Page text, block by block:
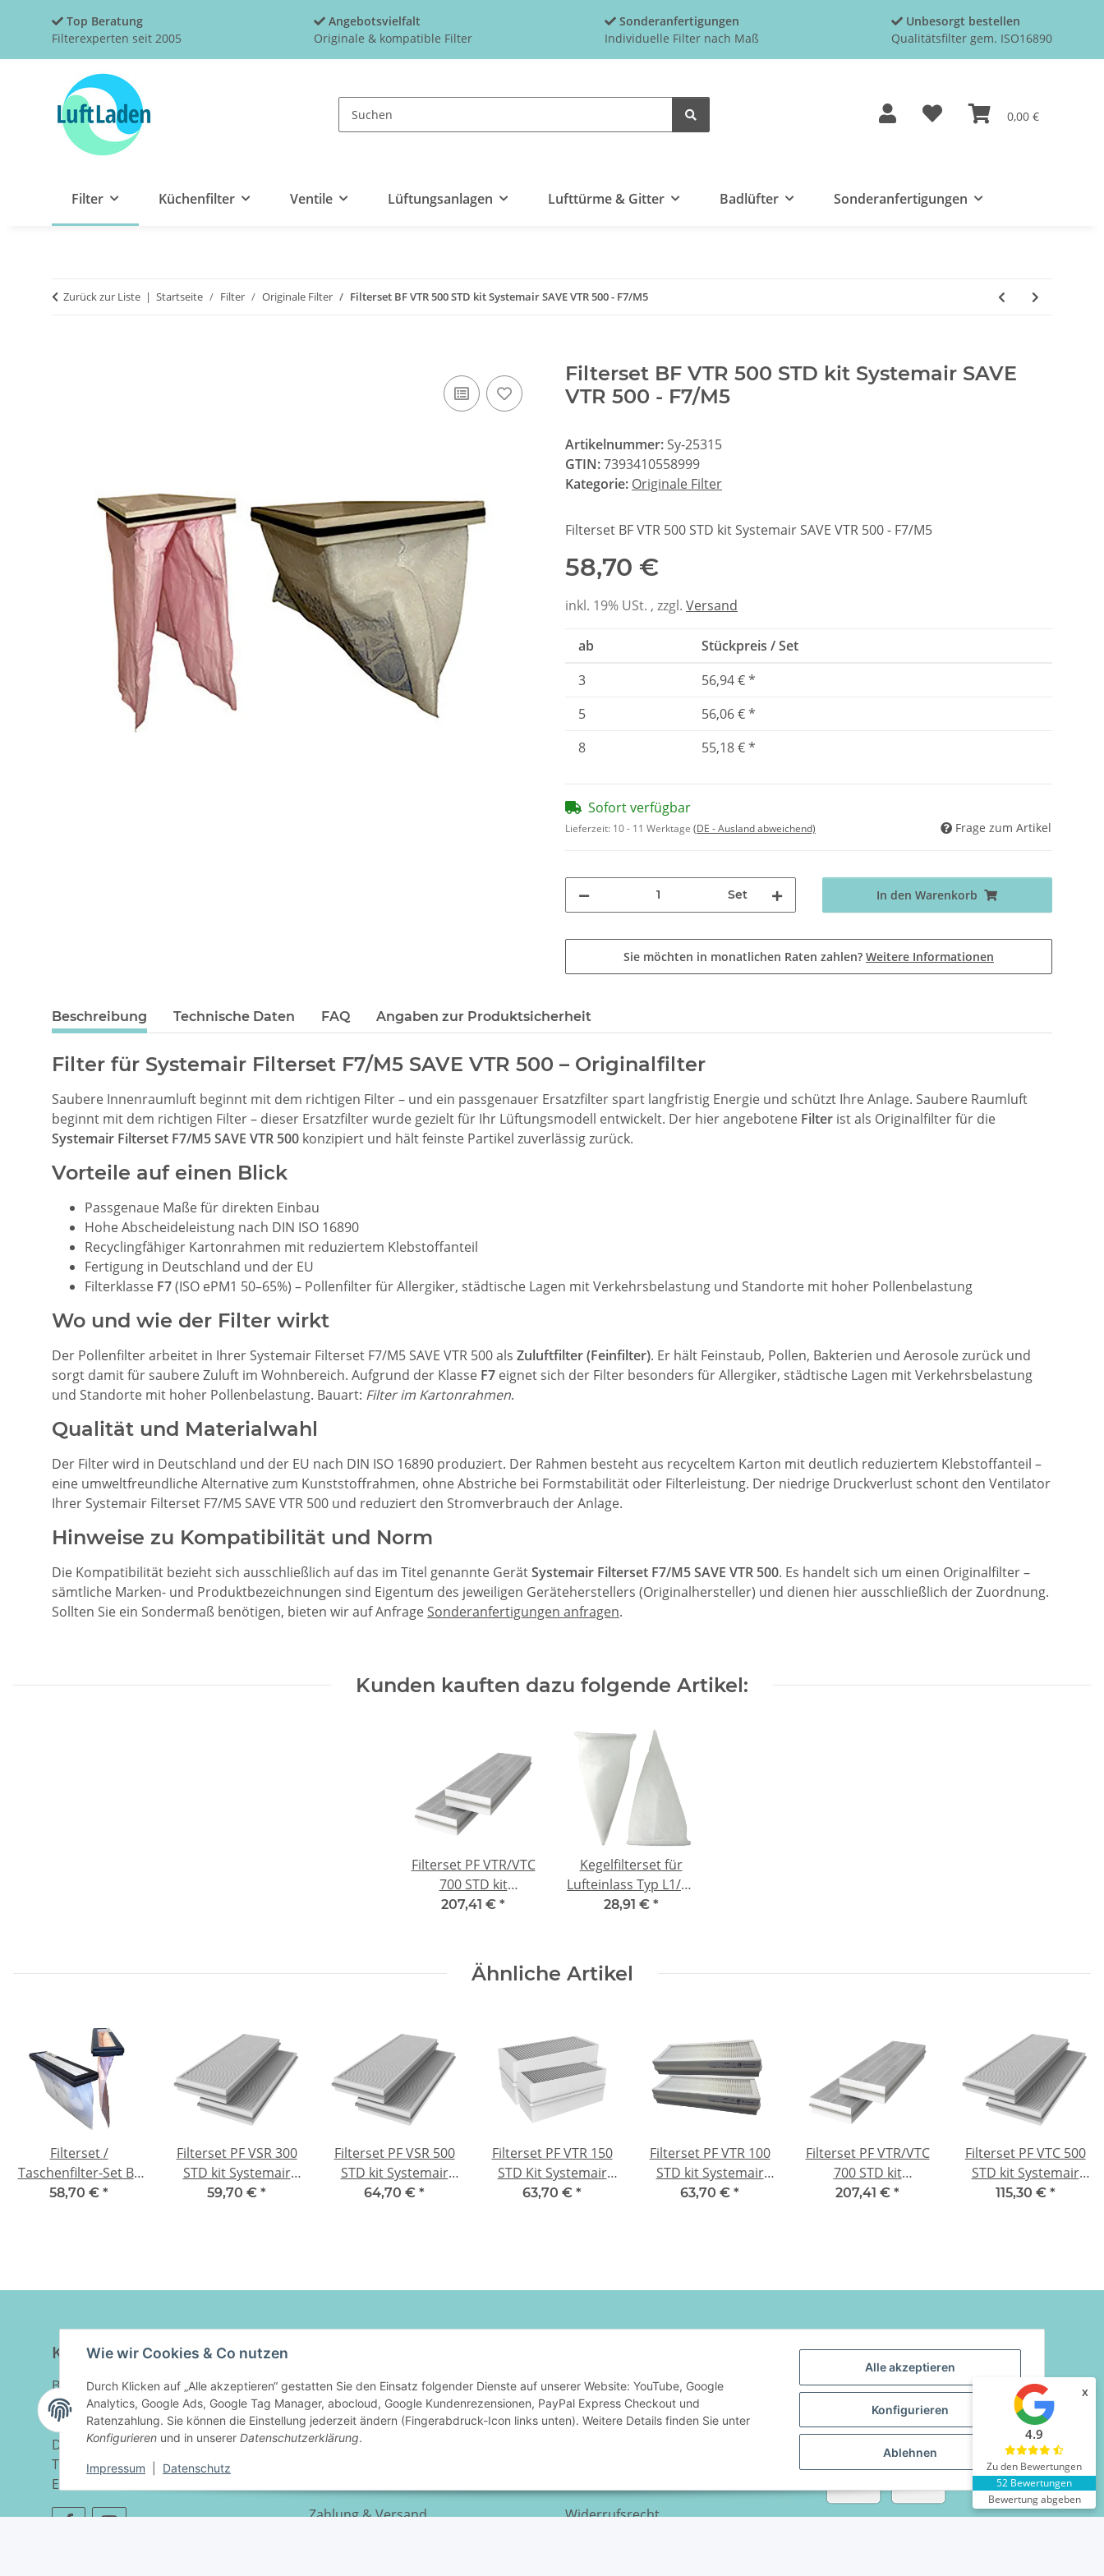
Alle akzeptieren
Konfigurieren
Ablehnen
Wie wir Cookies & Co nutzen
Durch Klicken auf „Alle akzeptieren“ gestatten Sie den Einsatz folgender Dienste auf unserer Website: YouTube, Google
Analytics, Google Ads, Google Tag Manager, abocloud, Google Kundenrezensionen, PayPal Express Checkout und
Ratenzahlung. Sie können die Einstellung jederzeit ändern (Fingerabdruck-Icon links unten). Weitere Details finden Sie unter
Konfigurieren und in unserer Datenschutzerklärung.
Impressum Datenschutz
Top Beratung
Filterexperten seit 2005
Angebotsvielfalt
Originale & kompatible Filter
Sonderanfertigungen
Individuelle Filter nach Maß
Unbesorgt bestellen
Qualitätsfilter gem. ISO16890
0,00 €
Filter Küchenfilter Ventile Lüftungsanlagen Lufttürme & Gitter Badlüfter Sonderanfertigungen
Zurück zur Liste Startseite Filter Originale Filter Filterset BF VTR 500 STD kit Systemair SAVE VTR 500 - F7/M5
Filterset BF VTR 500 STD kit Systemair SAVE
VTR 500 - F7/M5
Artikelnummer: Sy-25315
GTIN:7393410558999
Kategorie: Originale Filter
Filterset BF VTR 500 STD kit Systemair SAVE VTR 500 - F7/M5
58,70 €
inkl. 19% USt. , zzgl. Versand
ab
Stückpreis / Set
3
56,94 €*
5
56,06 €*
8
55,18 €*
Sofort verfügbar
Lieferzeit: 10 - 11 Werktage (DE - Ausland abweichend) Frage zum Artikel
Set In den Warenkorb
Sie möchten in monatlichen Raten zahlen? Weitere Informationen
Beschreibung Technische Daten FAQ Angaben zur Produktsicherheit
Filter für Systemair Filterset F7/M5 SAVE VTR 500 – Originalfilter
Saubere Innenraumluft beginnt mit dem richtigen Filter – und ein passgenauer Ersatzfilter spart langfristig Energie und schützt Ihre Anlage. Saubere Raumluft
beginnt mit dem richtigen Filter – dieser Ersatzfilter wurde gezielt für Ihr Lüftungsmodell entwickelt. Der hier angebotene Filter ist als Originalfilter für die
Systemair Filterset F7/M5 SAVE VTR 500 konzipiert und hält feinste Partikel zuverlässig zurück.
Vorteile auf einen Blick
Passgenaue Maße für direkten Einbau
Hohe Abscheideleistung nach DIN ISO 16890
Recyclingfähiger Kartonrahmen mit reduziertem Klebstoffanteil
Fertigung in Deutschland und der EU
Filterklasse F7(ISO ePM1 50–65%) – Pollenfilter für Allergiker, städtische Lagen mit Verkehrsbelastung und Standorte mit hoher Pollenbelastung
Wo und wie der Filter wirkt
Der Pollenfilter arbeitet in Ihrer Systemair Filterset F7/M5 SAVE VTR 500 als Zuluftfilter (Feinfilter). Er hält Feinstaub, Pollen, Bakterien und Aerosole zurück und
sorgt damit für saubere Zuluft im Wohnbereich. Aufgrund der Klasse F7 eignet sich der Filter besonders für Allergiker, städtische Lagen mit Verkehrsbelastung
und Standorte mit hoher Pollenbelastung. Bauart: Filter im Kartonrahmen.
Qualität und Materialwahl
Der Filter wird in Deutschland und der EU nach DIN ISO 16890 produziert. Der Rahmen besteht aus recyceltem Karton mit deutlich reduziertem Klebstoffanteil –
eine umweltfreundliche Alternative zum Kunststoffrahmen, ohne Abstriche bei Formstabilität oder Filterleistung. Der niedrige Druckverlust schont den Ventilator
Ihrer Systemair Filterset F7/M5 SAVE VTR 500 und reduziert den Stromverbrauch der Anlage.
Hinweise zu Kompatibilität und Norm
Die Kompatibilität bezieht sich ausschließlich auf das im Titel genannte GerätSystemair Filterset F7/M5 SAVE VTR 500. Es handelt sich um einen Originalfilter –
sämtliche Marken- und Produktbezeichnungen sind Eigentum des jeweiligen Geräteherstellers (Originalhersteller) und dienen hier ausschließlich der Zuordnung.
Sollten Sie ein Sondermaß benötigen, bieten wir auf Anfrage Sonderanfertigungen anfragen.
Kunden kauften dazu folgende Artikel:
Filterset PF VTR/VTC
700 STD kit
Systemair SAVE
207,41 € *
Kegelfilterset für
Lufteinlass Typ L1/L2
DN200 - kompatibel
28,91 € *
Ähnliche Artikel
Filterset /
Taschenfilter-Set BF
VTR 250 STD kit
58,70 € *
Filterset PF VSR 300
STD kit Systemair
SAVE VSR 300 -
59,70 € *
Filterset PF VSR 500
STD kit Systemair
SAVE VSR 500 -
64,70 € *
Filterset PF VTR 150
STD Kit Systemair
SAVE VTR 150K/B -
(M5) LxBxH:
63,70 € *
Filterset PF VTR 100
STD kit Systemair
SAVE VTR 100/B -
63,70 € *
Filterset PF VTR/VTC
700 STD kit
Systemair SAVE
207,41 € *
Filterset PF VTC 500
STD kit Systemair
SAVE VTC 500 -
115,30 € *
Kontakt
BSP GmbH
Baubergstraße 8
34388 Trendelburg-Deisel
Deutschland
Telefon:+49 5675 7218290
E-Mail:
Wir über uns
Blog
Zahlung & Versand
Datenschutz
AGB
Widerrufsrecht
Zahlungsarten
x
4.9
Zu den Bewertungen
52 Bewertungen
Bewertung abgeben